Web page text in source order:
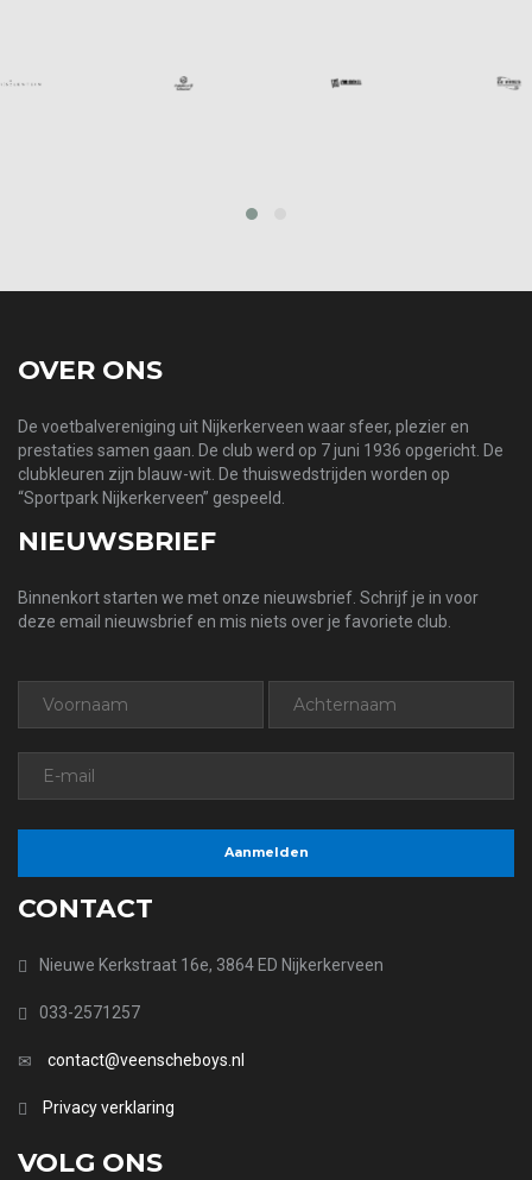
prev
OVER ONS
De voetbalvereniging uit Nijkerkerveen waar sfeer, plezier en
prestaties samen gaan. De club werd op 7 juni 1936 opgericht. De
clubkleuren zijn blauw-wit. De thuiswedstrijden worden op
“Sportpark Nijkerkerveen” gespeeld.
NIEUWSBRIEF
Binnenkort starten we met onze nieuwsbrief. Schrijf je in voor
deze email nieuwsbrief en mis niets over je favoriete club.
CONTACT
Nieuwe Kerkstraat 16e, 3864 ED Nijkerkerveen
033-2571257
contact@veenscheboys.nl
Privacy verklaring
VOLG ONS